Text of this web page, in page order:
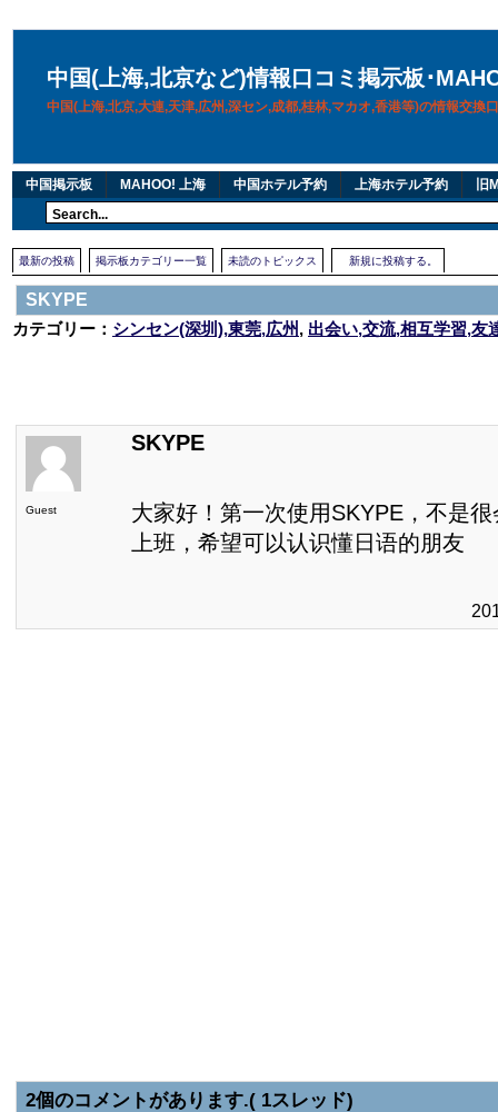
中国(上海,北京など)情報口コミ掲示板･
中国(上海,北京,大連,天津,広州,深セン,成都,桂林,マカオ,香港等)の情報交換
中国掲示板 MAHOO! 上海 中国ホテル予約 上海ホテル予約 旧
最新の投稿 掲示板カテゴリー一覧 未読のトピックス 新規に投稿する。
SKYPE
カテゴリー： シンセン(深圳),東莞,広州, 出会い,交流,相互学習,友
Guest
SKYPE
大家好！第一次使用SKYPE，不是
上班，希望可以认识懂日语的朋友
2個のコメントがあります.( 1スレッド)